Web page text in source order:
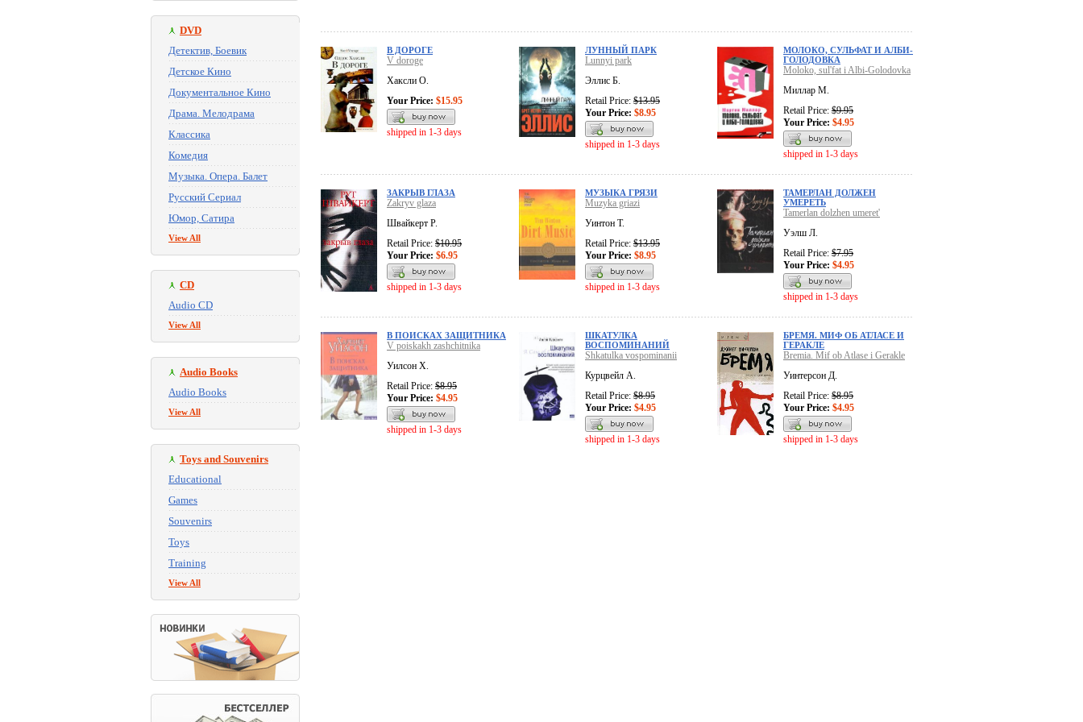
DVD
Детектив, Боевик
Детское Кино
Документальное Кино
Драма. Мелодрама
Классика
Комедия
Музыка. Опера. Балет
Русский Сериал
Юмор, Сатира
View All
CD
Audio CD
View All
Audio Books
Audio Books
View All
Toys and Souvenirs
Educational
Games
Souvenirs
Toys
Training
View All
В ДОРОГЕ
V doroge
Хаксли О.
Your Price: $15.95
shipped in 1-3 days
ЛУННЫЙ ПАРК
Lunnyi park
Эллис Б.
Retail Price: $13.95
Your Price: $8.95
shipped in 1-3 days
МОЛОКО, СУЛЬФАТ И АЛБИ-
ГОЛОДОВКА
Moloko, sul'fat i Albi-Golodovka
Миллар М.
Retail Price: $9.95
Your Price: $4.95
shipped in 1-3 days
ЗАКРЫВ ГЛАЗА
Zakryv glaza
Швайкерт Р.
Retail Price: $10.95
Your Price: $6.95
shipped in 1-3 days
МУЗЫКА ГРЯЗИ
Muzyka griazi
Уинтон Т.
Retail Price: $13.95
Your Price: $8.95
shipped in 1-3 days
ТАМЕРЛАН ДОЛЖЕН
УМЕРЕТЬ
Tamerlan dolzhen umeret'
Уэлш Л.
Retail Price: $7.95
Your Price: $4.95
shipped in 1-3 days
В ПОИСКАХ ЗАЩИТНИКА
V poiskakh zashchitnika
Уилсон Х.
Retail Price: $8.95
Your Price: $4.95
shipped in 1-3 days
ШКАТУЛКА
ВОСПОМИНАНИЙ
Shkatulka vospominanii
Курцвейл А.
Retail Price: $8.95
Your Price: $4.95
shipped in 1-3 days
БРЕМЯ. МИФ ОБ АТЛАСЕ И
ГЕРАКЛЕ
Bremia. Mif ob Atlase i Gerakle
Уинтерсон Д.
Retail Price: $8.95
Your Price: $4.95
shipped in 1-3 days